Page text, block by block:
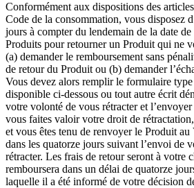
Conformément aux dispositions des
Code de la consommation, vous disposez
jours à compter du lendemain de la date
Produits pour retourner un Produit qui ne
(a) demander le remboursement sans
de retour du Produit ou (b) demander
Vous devez alors remplir le formulaire
disponible ci-dessous ou tout autre écrit
votre volonté de vous rétracter et
vous faites valoir votre droit de
et vous êtes tenu de renvoyer le Produit au
dans les quatorze jours suivant l’envoi de
rétracter. Les frais de retour seront à votre
remboursera dans un délai de quatorze
laquelle il a été informé de votre décision